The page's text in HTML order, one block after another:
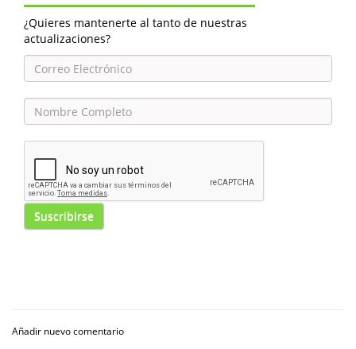
¿Quieres mantenerte al tanto de nuestras
actualizaciones?
Suscribirse
Añadir nuevo comentario